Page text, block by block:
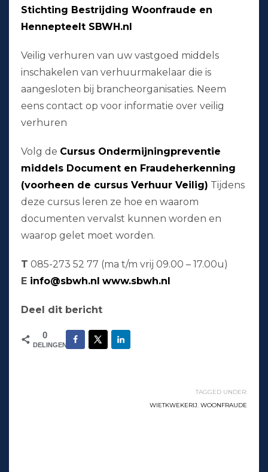
Stichting Bestrijding Woonfraude en
Hennepteelt SBWH.nl
Veilig verhuren van uw vastgoed middels
inschakelen van verhuurmakelaar die is
aangesloten bij brancheorganisaties. Neem
eens contact op voor informatie over veilig
verhuren
Volg de Cursus Ondermijningpreventie
middels Document en Fraudeherkenning
(voorheen de cursus Verhuur Veilig) Tijdens
deze cursus leren ze hoe en waarom
documenten vervalst kunnen worden en
waarop gelet moet worden.
T 085-273 52 77 (ma t/m vrij 09.00 – 17.00u)
E info@sbwh.nl www.sbwh.nl
Deel dit bericht
0
DELINGEN
TAGGED UNDER:
WIETKWEKERIJ, WOONFRAUDE